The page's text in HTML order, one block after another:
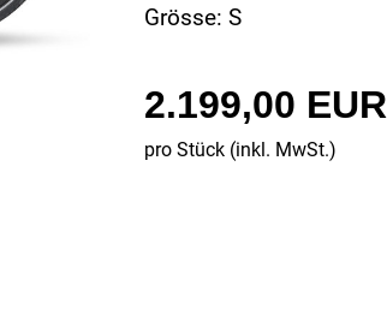
Grösse: S
2.199,00 EUR
pro Stück (inkl. MwSt.)